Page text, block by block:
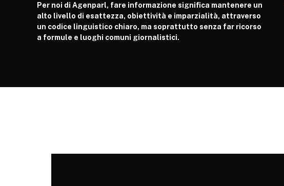
Per noi di Agenparl, fare informazione significa mantenere un
alto livello di esattezza, obiettività e imparzialità, attraverso
un codice linguistico chiaro, ma soprattutto senza far ricorso
a formule e luoghi comuni giornalistici.